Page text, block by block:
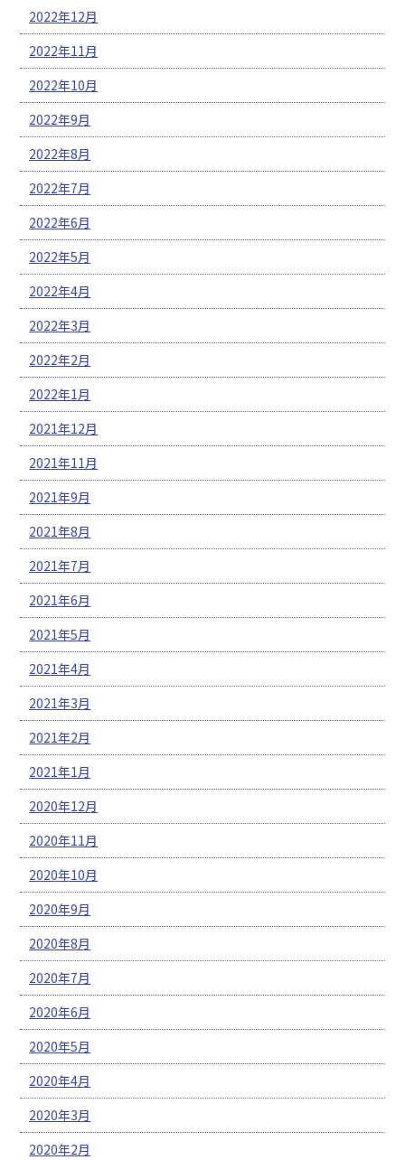
2022年12月
2022年11月
2022年10月
2022年9月
2022年8月
2022年7月
2022年6月
2022年5月
2022年4月
2022年3月
2022年2月
2022年1月
2021年12月
2021年11月
2021年9月
2021年8月
2021年7月
2021年6月
2021年5月
2021年4月
2021年3月
2021年2月
2021年1月
2020年12月
2020年11月
2020年10月
2020年9月
2020年8月
2020年7月
2020年6月
2020年5月
2020年4月
2020年3月
2020年2月